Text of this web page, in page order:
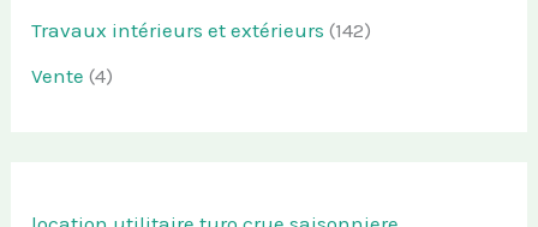
Travaux intérieurs et extérieurs (142)
Vente (4)